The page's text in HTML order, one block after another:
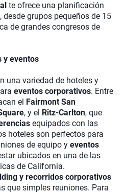
te ofrece una planificación
grupos pequeños de 15
de grandes congresos de
y eventos
una variedad de hoteles y
eventos corporativos. Entre
el Fairmont San
, y el Ritz-Carlton, que
equipados con las
hoteles son perfectos para
de equipo y eventos
ubicados en una de las
de California.
y recorridos corporativos
que simples reuniones. Para